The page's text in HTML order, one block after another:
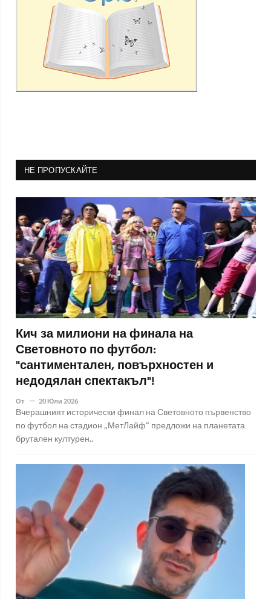
НЕ ПРОПУСКАЙТЕ
Кич за милиони на финала на
Световното по футбол:
"сантиментален, повърхностен и
недодялан спектакъл"!
От 20 Юли 2026
Вчерашният исторически финал на Световното първенство
по футбол на стадион „МетЛайф“ предложи на планетата
брутален културен..